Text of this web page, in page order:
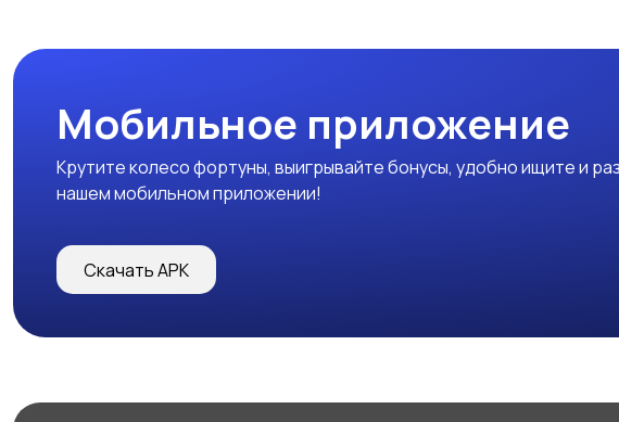
Мобильное приложение
Крутите колесо фортуны, выигрывайте бонусы, удобно ищите и
нашем мобильном приложении!
Скачать APK